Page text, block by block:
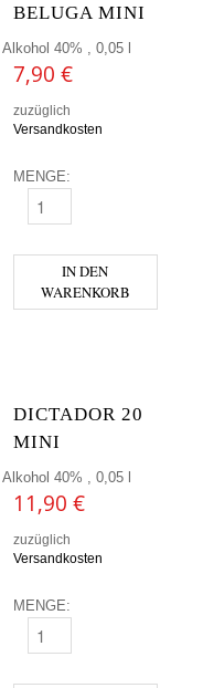
BELUGA MINI
Alkohol 40% , 0,05 l
7,90 €
zuzüglich
Versandkosten
MENGE:
BELUGA MINI MENGE
IN DEN
WARENKORB
DICTADOR 20
MINI
Alkohol 40% , 0,05 l
11,90 €
zuzüglich
Versandkosten
MENGE:
DICTADOR 20 MINI MENGE